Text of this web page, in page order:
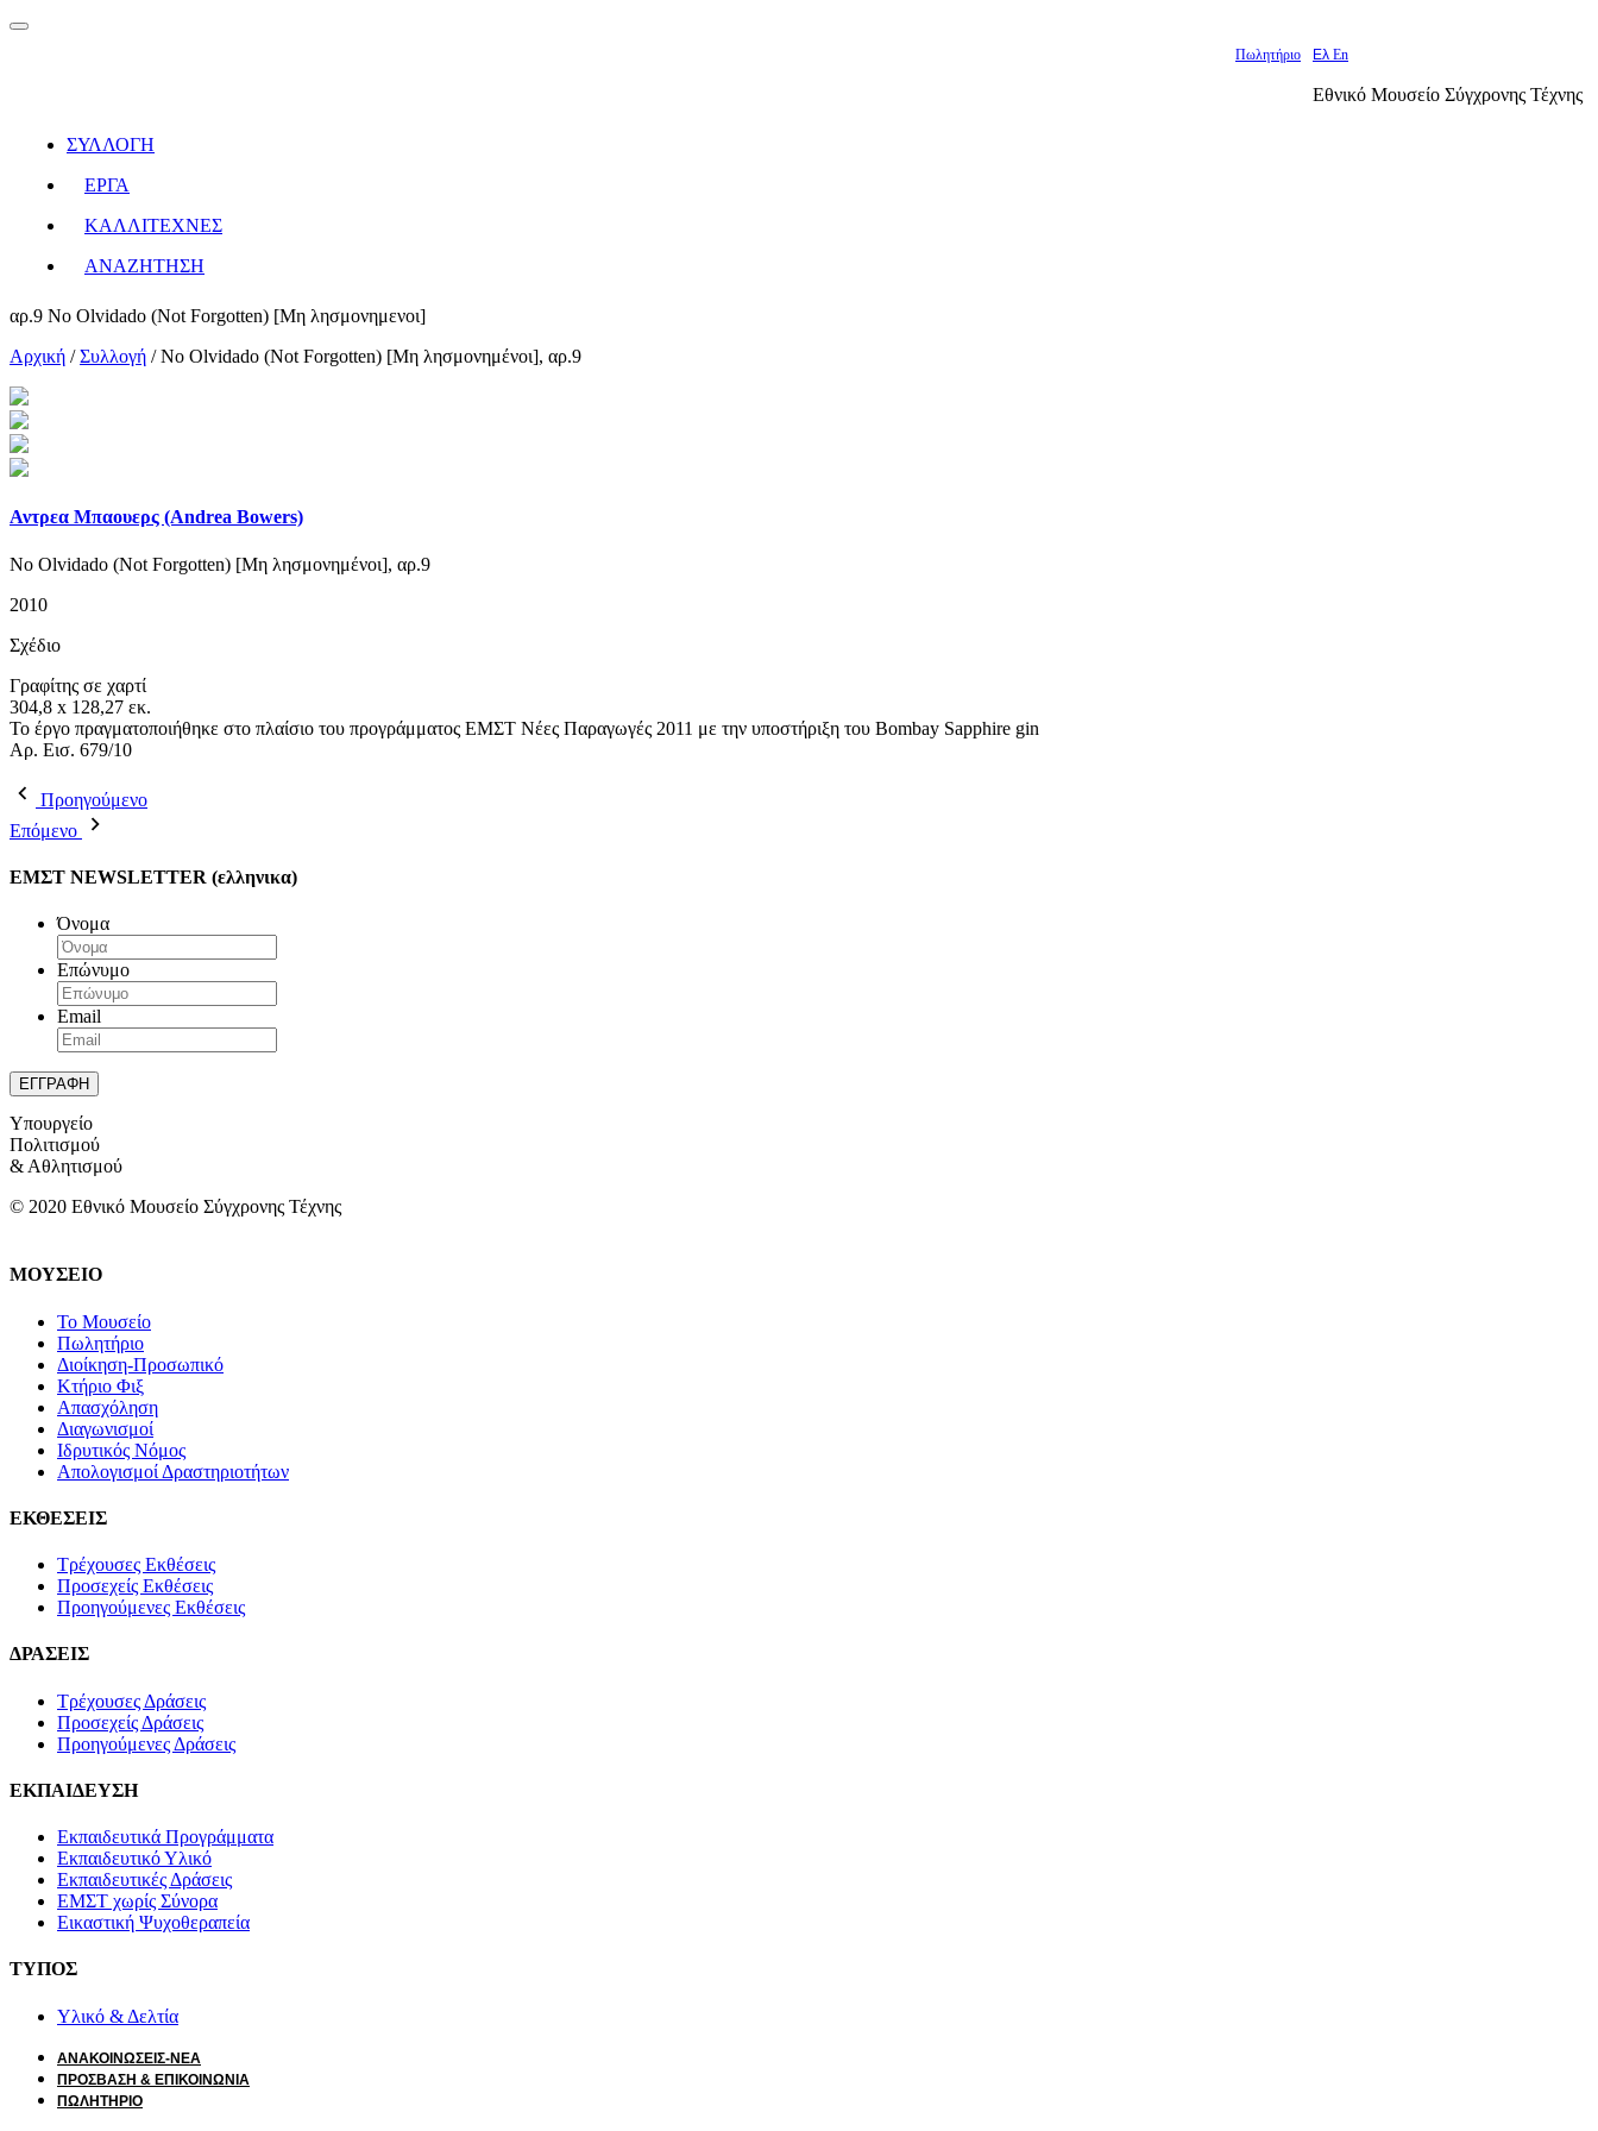
Πωλητήριο Ελ En
Εθνικό Μουσείο Σύγχρονης Τέχνης
ΣΥΛΛΟΓΗ
ΕΡΓΑ
ΚΑΛΛΙΤΕΧΝΕΣ
ΑΝΑΖΗΤΗΣΗ
αρ.9 No Olvidado (Not Forgotten) [Μη λησμονημενοι]
Αρχική /Συλλογή /No Olvidado (Not Forgotten) [Μη λησμονημένοι], αρ.9
Αντρεα Μπαουερς (Andrea Bowers)
No Olvidado (Not Forgotten) [Μη λησμονημένοι], αρ.9
2010
Σχέδιο
Γραφίτης σε χαρτί
304,8 x 128,27 εκ.
To έργο πραγματοποιήθηκε στο πλαίσιο του προγράμματος ΕΜΣΤ Νέες Παραγωγές 2011 με την υποστήριξη του Bombay Sapphire gin
Aρ. Εισ. 679/10
Προηγούμενο
Επόμενο
ΕΜΣΤ NEWSLETTER (ελληνικα)
Όνομα
Επώνυμο
Email
Υπουργείο
Πολιτισμού
& Αθλητισμού
© 2020 Εθνικό Μουσείο Σύγχρονης Τέχνης
ΜΟΥΣΕΙΟ
Το Μουσείο
Πωλητήριο
Διοίκηση-Προσωπικό
Κτήριο Φιξ
Απασχόληση
Διαγωνισμοί
Ιδρυτικός Νόμος
Απολογισμοί Δραστηριοτήτων
ΕΚΘΕΣΕΙΣ
Τρέχουσες Εκθέσεις
Προσεχείς Εκθέσεις
Προηγούμενες Εκθέσεις
ΔΡΑΣΕΙΣ
Τρέχουσες Δράσεις
Προσεχείς Δράσεις
Προηγούμενες Δράσεις
ΕΚΠΑΙΔΕΥΣΗ
Εκπαιδευτικά Προγράμματα
Εκπαιδευτικό Υλικό
Εκπαιδευτικές Δράσεις
ΕΜΣΤ χωρίς Σύνορα
Εικαστική Ψυχοθεραπεία
ΤΥΠΟΣ
Υλικό & Δελτία
ΑΝΑΚΟΙΝΩΣΕΙΣ-ΝΕΑ
ΠΡΟΣΒΑΣΗ & ΕΠΙΚΟΙΝΩΝΙΑ
ΠΩΛΗΤΗΡΙΟ